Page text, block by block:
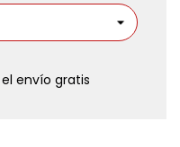
envío gratis